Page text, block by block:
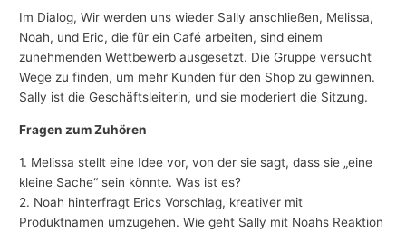
Im Dialog, Wir werden uns wieder Sally anschließen, Melissa,
Noah, und Eric, die für ein Café arbeiten, sind einem
zunehmenden Wettbewerb ausgesetzt. Die Gruppe versucht
Wege zu finden, um mehr Kunden für den Shop zu gewinnen.
Sally ist die Geschäftsleiterin, und sie moderiert die Sitzung.
Fragen zum Zuhören
1. Melissa stellt eine Idee vor, von der sie sagt, dass sie „eine
kleine Sache“ sein könnte. Was ist es?
2. Noah hinterfragt Erics Vorschlag, kreativer mit
Produktnamen umzugehen. Wie geht Sally mit Noahs Reaktion